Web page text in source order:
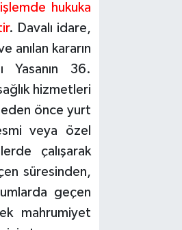
hukuka
. Davalı idare,
anılan kararın
Yasanın 36.
hizmetleri
önce yurt
veya özel
çalışarak
süresinden,
geçen
mahrumiyet